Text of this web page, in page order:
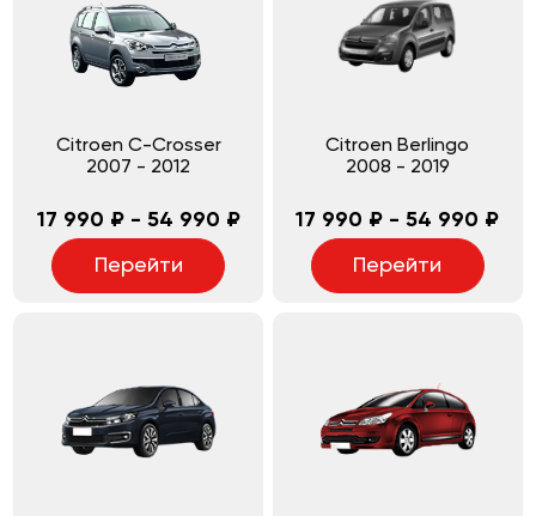
Citroen C-Crosser
2007 - 2012
17 990 ₽ - 54 990 ₽
Перейти
Citroen Berlingo
2008 - 2019
17 990 ₽ - 54 990 ₽
Перейти